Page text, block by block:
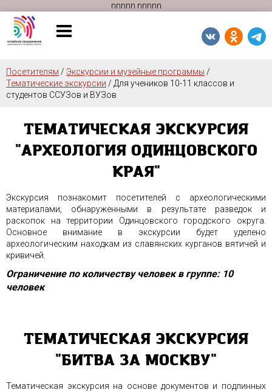
nnnnn nnnnn
Посетителям / Экскурсии и музейные программы /
Тематические экскурсии / Для учеников 10-11 классов и
студентов ССУЗов и ВУЗов
ТЕМАТИЧЕСКАЯ ЭКСКУРСИЯ
"АРХЕОЛОГИЯ ОДИНЦОВСКОГО
КРАЯ"
Экскурсия познакомит посетителей с археологическими
материалами, обнаруженными в результате разведок и
раскопок на территории Одинцовского городского округа.
Основное внимание в экскурсии будет уделено
археологическим находкам из славянских курганов вятичей и
кривичей.
Ограничение по количеству человек в группе: 10
человек
ТЕМАТИЧЕСКАЯ ЭКСКУРСИЯ
"БИТВА ЗА МОСКВУ"
Тематическая экскурсия на основе документов и подлинных